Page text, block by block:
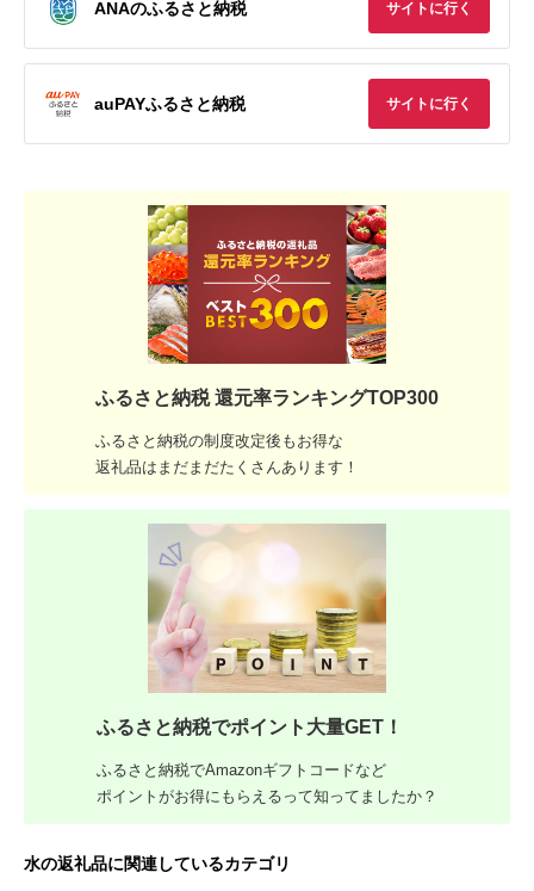
ANAのふるさと納税 サイトに行く
auPAYふるさと納税 サイトに行く
ふるさと納税 還元率ランキングTOP300
ふるさと納税の制度改定後もお得な
返礼品はまだまだたくさんあります！
ふるさと納税でポイント大量GET！
ふるさと納税でAmazonギフトコードなど
ポイントがお得にもらえるって知ってましたか？
水の返礼品に関連しているカテゴリ